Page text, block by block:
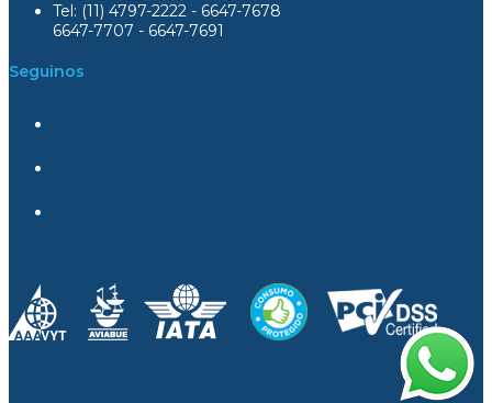
Tel: (11) 4797-2222 - 6647-7678
6647-7707 - 6647-7691
Seguinos